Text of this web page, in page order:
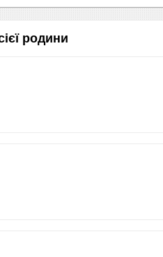
родини